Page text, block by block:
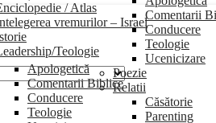
Comentarii
Conducere
Teologie
Ucenicizare
Poezie
Relatii
Căsătorie
Parenting
/ Atlas
vremurilor – Israel
Teologie
Apologetică
Comentarii Biblice
Conducere
Teologie